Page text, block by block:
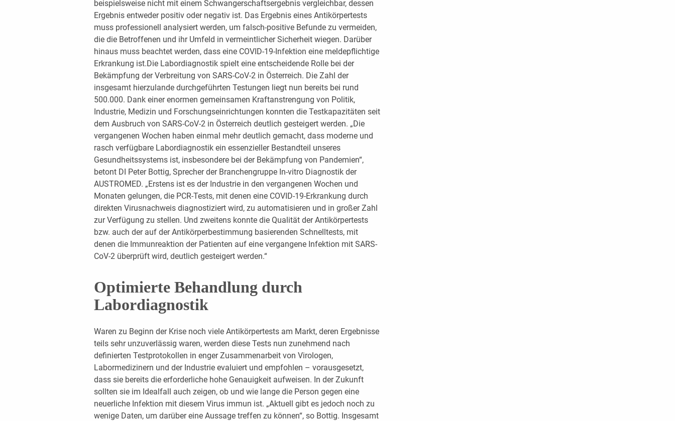
beispielsweise nicht mit einem Schwangerschaftsergebnis vergleichbar, dessen
Ergebnis entweder positiv oder negativ ist. Das Ergebnis eines Antikörpertests
muss professionell analysiert werden, um falsch-positive Befunde zu vermeiden,
die die Betroffenen und ihr Umfeld in vermeintlicher Sicherheit wiegen. Darüber
hinaus muss beachtet werden, dass eine COVID-19-Infektion eine meldepflichtige
Erkrankung ist.Die Labordiagnostik spielt eine entscheidende Rolle bei der
Bekämpfung der Verbreitung von SARS-CoV-2 in Österreich. Die Zahl der
insgesamt hierzulande durchgeführten Testungen liegt nun bereits bei rund
500.000. Dank einer enormen gemeinsamen Kraftanstrengung von Politik,
Industrie, Medizin und Forschungseinrichtungen konnten die Testkapazitäten seit
dem Ausbruch von SARS-CoV-2 in Österreich deutlich gesteigert werden. „Die
vergangenen Wochen haben einmal mehr deutlich gemacht, dass moderne und
rasch verfügbare Labordiagnostik ein essenzieller Bestandteil unseres
Gesundheitssystems ist, insbesondere bei der Bekämpfung von Pandemien“,
betont DI Peter Bottig, Sprecher der Branchengruppe In-vitro Diagnostik der
AUSTROMED. „Erstens ist es der Industrie in den vergangenen Wochen und
Monaten gelungen, die PCR-Tests, mit denen eine COVID-19-Erkrankung durch
direkten Virusnachweis diagnostiziert wird, zu automatisieren und in großer Zahl
zur Verfügung zu stellen. Und zweitens konnte die Qualität der Antikörpertests
bzw. auch der auf der Antikörperbestimmung basierenden Schnelltests, mit
denen die Immunreaktion der Patienten auf eine vergangene Infektion mit SARS-
CoV-2 überprüft wird, deutlich gesteigert werden.“
Optimierte Behandlung durch
Labordiagnostik
Waren zu Beginn der Krise noch viele Antikörpertests am Markt, deren Ergebnisse
teils sehr unzuverlässig waren, werden diese Tests nun zunehmend nach
definierten Testprotokollen in enger Zusammenarbeit von Virologen,
Labormedizinern und der Industrie evaluiert und empfohlen – vorausgesetzt,
dass sie bereits die erforderliche hohe Genauigkeit aufweisen. In der Zukunft
sollten sie im Idealfall auch zeigen, ob und wie lange die Person gegen eine
neuerliche Infektion mit diesem Virus immun ist. „Aktuell gibt es jedoch noch zu
wenige Daten, um darüber eine Aussage treffen zu können“, so Bottig. Insgesamt